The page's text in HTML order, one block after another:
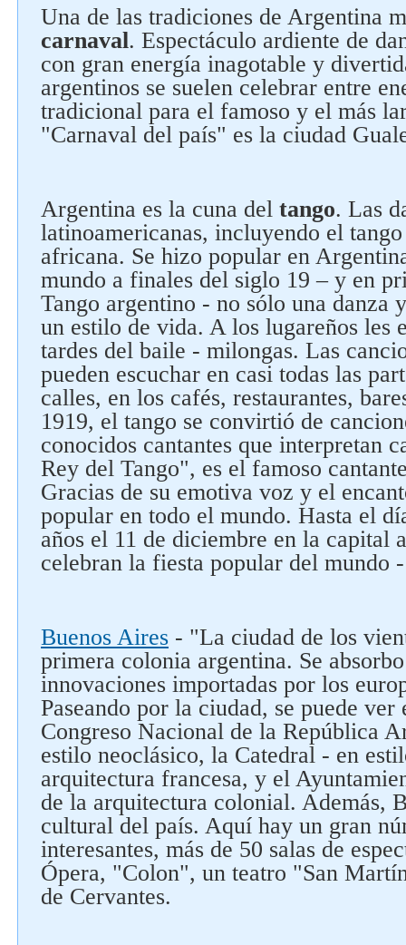
Una de las tradiciones de Argentina
carnaval. Espectáculo ardiente de
con gran energía inagotable y
argentinos se suelen celebrar entre
tradicional para el famoso y el más
"Carnaval del país" es la ciudad
Argentina es la cuna del tango. Las
latinoamericanas, incluyendo el
africana. Se hizo popular en
mundo a finales del siglo 19 – y en
Tango argentino - no sólo una danza
un estilo de vida. A los lugareños les
tardes del baile - milongas. Las
pueden escuchar en casi todas las
calles, en los cafés, restaurantes,
1919, el tango se convirtió de
conocidos cantantes que interpretan
Rey del Tango", es el famoso
Gracias de su emotiva voz y el
popular en todo el mundo. Hasta el
años el 11 de diciembre en la capital
celebran la fiesta popular del mundo
Buenos Aires - "La ciudad de los
primera colonia argentina. Se
innovaciones importadas por los
Paseando por la ciudad, se puede ver
Congreso Nacional de la República
estilo neoclásico, la Catedral - en
arquitectura francesa, y el
de la arquitectura colonial. Además,
cultural del país. Aquí hay un gran
interesantes, más de 50 salas de
Ópera, "Colon", un teatro "San
de Cervantes.